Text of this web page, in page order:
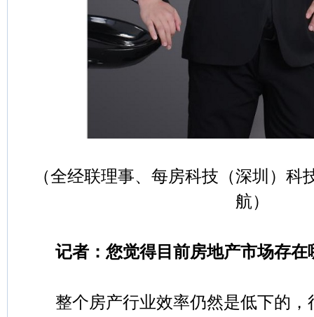
（全经联理事、每房科技（深圳）科
航）
记者：您觉得目前房地产市场存在
整个房产行业效率仍然是低下的，